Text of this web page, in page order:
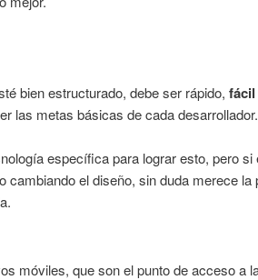
bien estructurado, debe ser rápido, fácil
las metas básicas de cada desarrollador.
específica para lograr esto, pero
cambiando el diseño, sin duda merece la
móviles, que son el punto de acceso a